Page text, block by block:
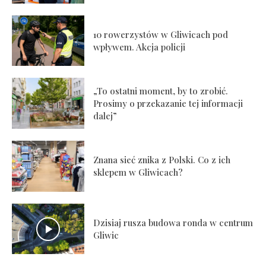
10 rowerzystów w Gliwicach pod
wpływem. Akcja policji
„To ostatni moment, by to zrobić.
Prosimy o przekazanie tej informacji
dalej”
Znana sieć znika z Polski. Co z ich
sklepem w Gliwicach?
Dzisiaj rusza budowa ronda w centrum
Gliwic